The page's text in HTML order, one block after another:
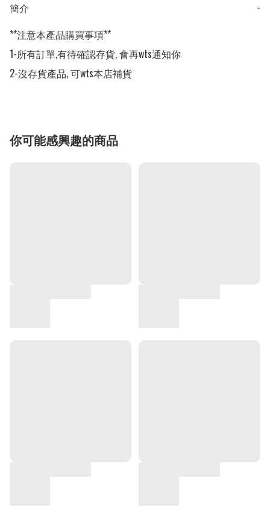
簡介
−
**注意本產品購買事項**
1-所有訂單,有待確認存貨, 會再wts通知你
2-沒存貨產品, 可wts本店補貨
你可能感興趣的商品